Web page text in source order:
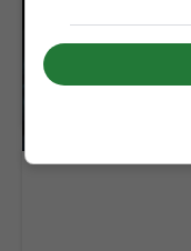
Horor, ktorý desil
generáciu, je späť.
film ukazuje čistú